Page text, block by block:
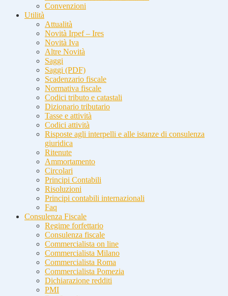
Convenzioni
Utilità
Attualità
Novità Irpef – Ires
Novità Iva
Altre Novità
Saggi
Saggi (PDF)
Scadenzario fiscale
Normativa fiscale
Codici tributo e catastali
Dizionario tributario
Tasse e attività
Codici attività
Risposte agli interpelli e alle istanze di consulenza
giuridica
Ritenute
Ammortamento
Circolari
Principi Contabili
Risoluzioni
Principi contabili internazionali
Faq
Consulenza Fiscale
Regime forfettario
Consulenza fiscale
Commercialista on line
Commercialista Milano
Commercialista Roma
Commercialista Pomezia
Dichiarazione redditi
PMI